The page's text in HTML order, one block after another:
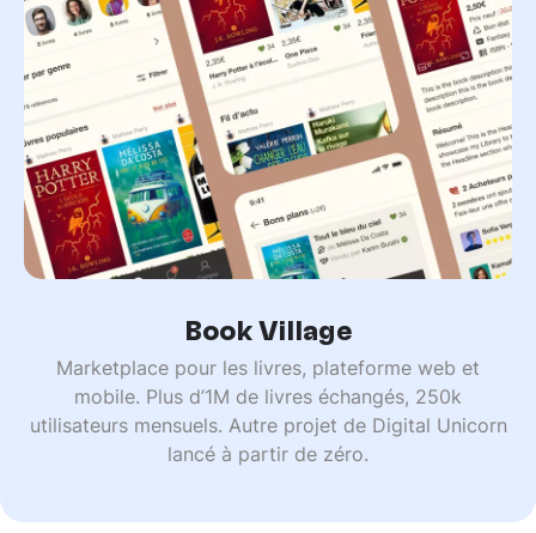
Book Village
Marketplace pour les livres, plateforme web et
mobile. Plus d’1M de livres échangés, 250k
utilisateurs mensuels. Autre projet de Digital Unicorn
lancé à partir de zéro.